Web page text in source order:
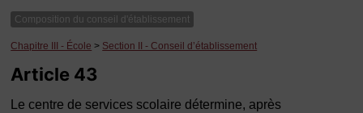
Composition du conseil d'établissement
Chapitre III - École > Section II - Conseil d’établissement
Article 43
Le centre de services scolaire détermine, après